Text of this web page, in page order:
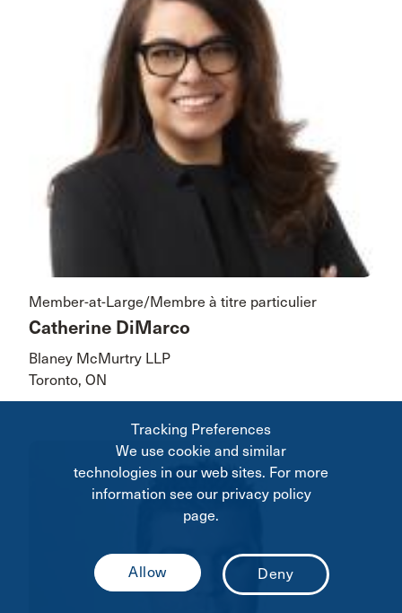
Member-at-Large/Membre à titre particulier
Catherine DiMarco
Blaney McMurtry LLP
Toronto, ON
Tracking Preferences
We use cookie and similar
technologies in our web sites. For more
information see our privacy policy
page.